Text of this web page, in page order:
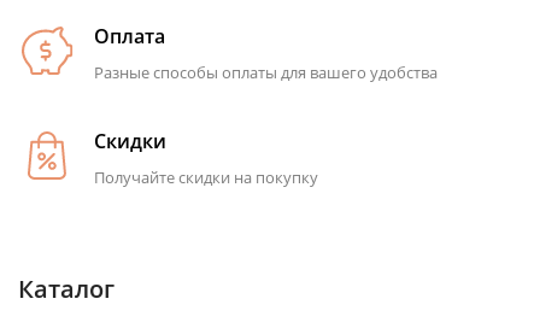
Оплата
Разные способы оплаты для вашего удобства
Скидки
Получайте скидки на покупку
Каталог